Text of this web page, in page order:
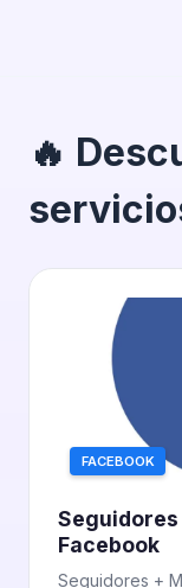
🔥
FACEBOOK
Seguidores
Facebook
Seguidores +